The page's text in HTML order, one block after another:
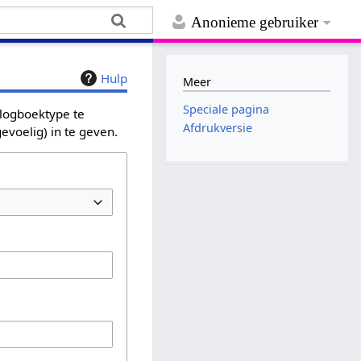
Anonieme gebruiker
Hulp
te
in te geven.
Meer
Speciale pagina
Afdrukversie